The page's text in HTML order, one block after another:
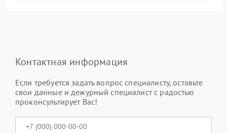
Контактная информация
Если требуется задать вопрос специалисту, оставьте
свои данные и дежурный специалист с радостью
проконсультирует Вас!